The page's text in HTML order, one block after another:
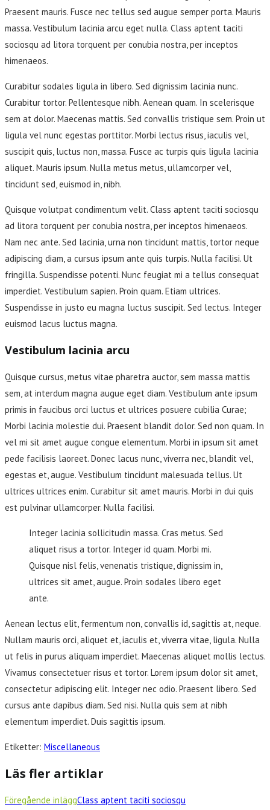
Praesent mauris. Fusce nec tellus sed augue semper porta. Mauris
massa. Vestibulum lacinia arcu eget nulla. Class aptent taciti
sociosqu ad litora torquent per conubia nostra, per inceptos
himenaeos.
Curabitur sodales ligula in libero. Sed dignissim lacinia nunc.
Curabitur tortor. Pellentesque nibh. Aenean quam. In scelerisque
sem at dolor. Maecenas mattis. Sed convallis tristique sem. Proin ut
ligula vel nunc egestas porttitor. Morbi lectus risus, iaculis vel,
suscipit quis, luctus non, massa. Fusce ac turpis quis ligula lacinia
aliquet. Mauris ipsum. Nulla metus metus, ullamcorper vel,
tincidunt sed, euismod in, nibh.
Quisque volutpat condimentum velit. Class aptent taciti sociosqu
ad litora torquent per conubia nostra, per inceptos himenaeos.
Nam nec ante. Sed lacinia, urna non tincidunt mattis, tortor neque
adipiscing diam, a cursus ipsum ante quis turpis. Nulla facilisi. Ut
fringilla. Suspendisse potenti. Nunc feugiat mi a tellus consequat
imperdiet. Vestibulum sapien. Proin quam. Etiam ultrices.
Suspendisse in justo eu magna luctus suscipit. Sed lectus. Integer
euismod lacus luctus magna.
Vestibulum lacinia arcu
Quisque cursus, metus vitae pharetra auctor, sem massa mattis
sem, at interdum magna augue eget diam. Vestibulum ante ipsum
primis in faucibus orci luctus et ultrices posuere cubilia Curae;
Morbi lacinia molestie dui. Praesent blandit dolor. Sed non quam. In
vel mi sit amet augue congue elementum. Morbi in ipsum sit amet
pede facilisis laoreet. Donec lacus nunc, viverra nec, blandit vel,
egestas et, augue. Vestibulum tincidunt malesuada tellus. Ut
ultrices ultrices enim. Curabitur sit amet mauris. Morbi in dui quis
est pulvinar ullamcorper. Nulla facilisi.
Integer lacinia sollicitudin massa. Cras metus. Sed
aliquet risus a tortor. Integer id quam. Morbi mi.
Quisque nisl felis, venenatis tristique, dignissim in,
ultrices sit amet, augue. Proin sodales libero eget
ante.
Aenean lectus elit, fermentum non, convallis id, sagittis at, neque.
Nullam mauris orci, aliquet et, iaculis et, viverra vitae, ligula. Nulla
ut felis in purus aliquam imperdiet. Maecenas aliquet mollis lectus.
Vivamus consectetuer risus et tortor. Lorem ipsum dolor sit amet,
consectetur adipiscing elit. Integer nec odio. Praesent libero. Sed
cursus ante dapibus diam. Sed nisi. Nulla quis sem at nibh
elementum imperdiet. Duis sagittis ipsum.
Etiketter: Miscellaneous
Läs fler artiklar
Föregående inläggClass aptent taciti sociosqu